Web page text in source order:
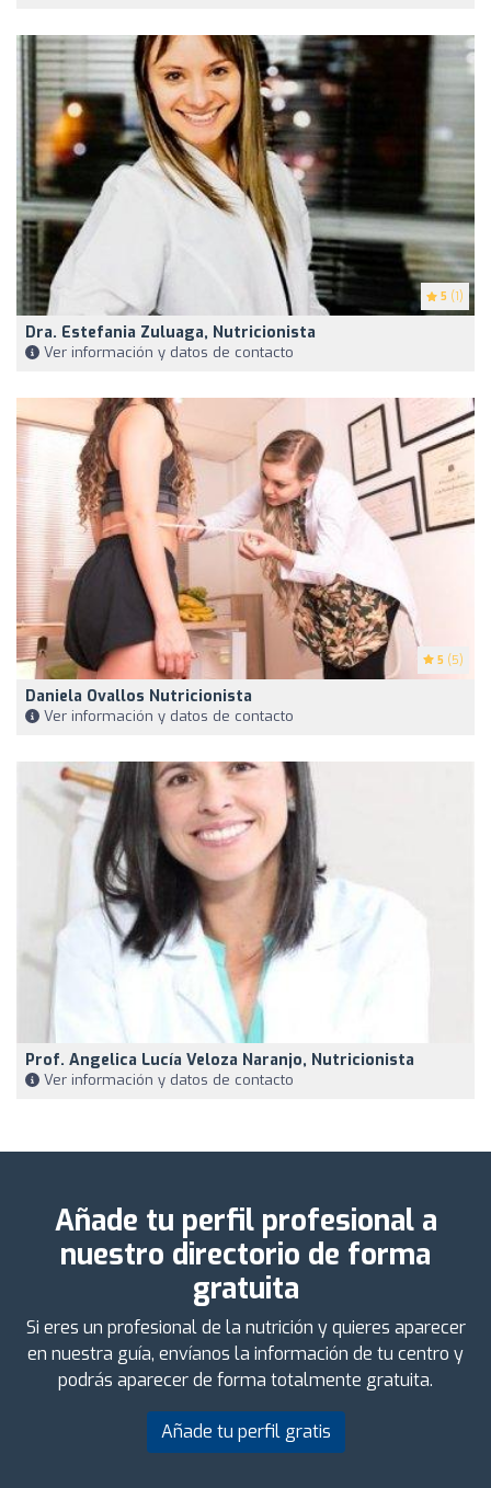
5 (1)
Dra. Estefania Zuluaga, Nutricionista
Ver información y datos de contacto
5 (5)
Daniela Ovallos Nutricionista
Ver información y datos de contacto
Prof. Angelica Lucía Veloza Naranjo, Nutricionista
Ver información y datos de contacto
Añade tu perfil profesional a
nuestro directorio de forma
gratuita
Si eres un profesional de la nutrición y quieres aparecer
en nuestra guía, envíanos la información de tu centro y
podrás aparecer de forma totalmente gratuita.
Añade tu perfil gratis